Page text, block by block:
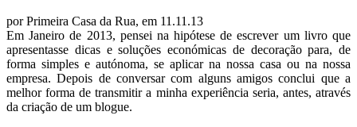
por Primeira Casa da Rua, em 11.11.13
Em Janeiro de 2013, pensei na hipótese de escrever um livro que
apresentasse dicas e soluções económicas de decoração para, de
forma simples e autónoma, se aplicar na nossa casa ou na nossa
empresa. Depois de conversar com alguns amigos conclui que a
melhor forma de transmitir a minha experiência seria, antes, através
da criação de um blogue.